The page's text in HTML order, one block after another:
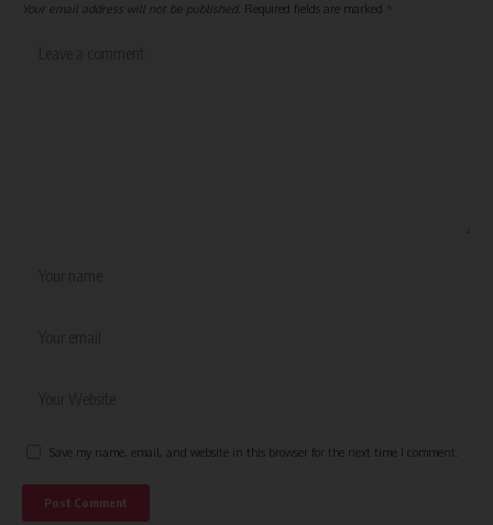
Your email address will not be published. Required fields are marked *
Save my name, email, and website in this browser for the next time I comment.